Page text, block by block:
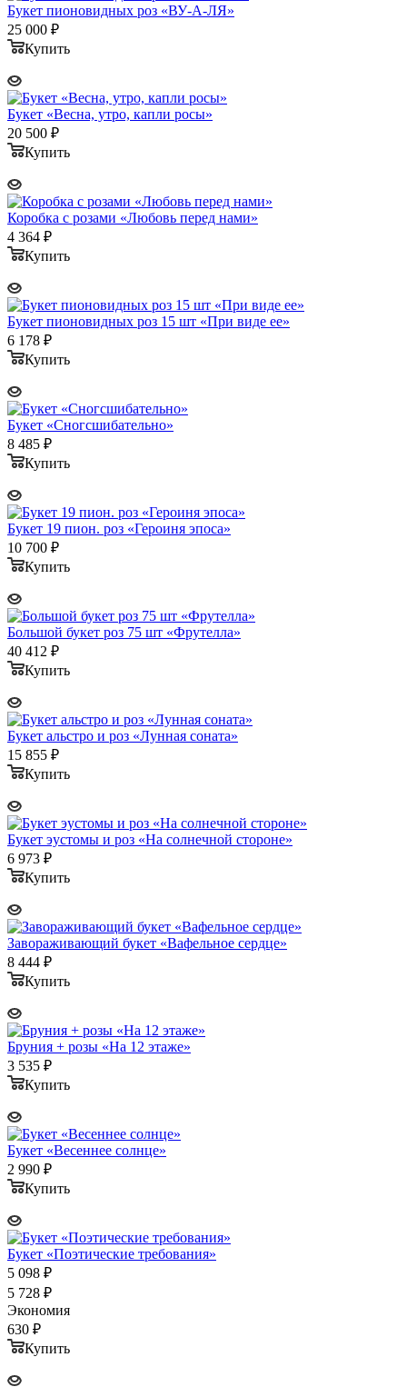
Букет пионовидных роз «ВУ-А-ЛЯ»
25 000 ₽
Купить
Букет «Весна, утро, капли росы»
20 500 ₽
Купить
Коробка с розами «Любовь перед нами»
4 364 ₽
Купить
Букет пионовидных роз 15 шт «При виде ее»
6 178 ₽
Купить
Букет «Сногсшибательно»
8 485 ₽
Купить
Букет 19 пион. роз «Героиня эпоса»
10 700 ₽
Купить
Большой букет роз 75 шт «Фрутелла»
40 412 ₽
Купить
Букет альстро и роз «Лунная соната»
15 855 ₽
Купить
Букет эустомы и роз «На солнечной стороне»
6 973 ₽
Купить
Завораживающий букет «Вафельное сердце»
8 444 ₽
Купить
Бруния + розы «На 12 этаже»
3 535 ₽
Купить
Букет «Весеннее солнце»
2 990 ₽
Купить
Букет «Поэтические требования»
5 098 ₽
5 728 ₽
Экономия
630 ₽
Купить